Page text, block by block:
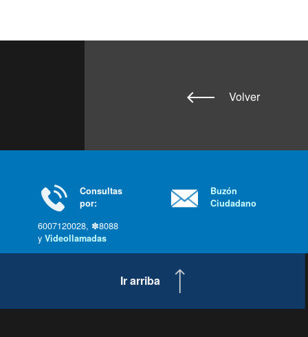
Volver
Consultas
por:
6007120028, ✽8088
y Videollamadas
Buzón
Ciudadano
Ir arriba